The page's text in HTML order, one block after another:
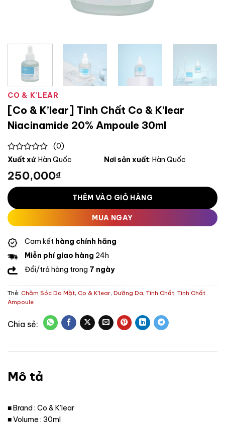
CO & K’LEAR
[Co & K’lear] Tinh Chất Co & K’lear
Niacinamide 20% Ampoule 30ml
0
of
5
(0)
Xuất xứ: Hàn Quốc Nơi sản xuất: Hàn Quốc
250,000₫
THÊM VÀO GIỎ HÀNG
MUA NGAY
Cam kết hàng chính hãng
Miễn phí giao hàng 24h
Đổi/trả hàng trong 7 ngày
Thẻ: Chăm Sóc Da Mặt, Co & K’lear, Dưỡng Da, Tinh Chất, Tinh Chất
Ampoule
Mô tả
■ Brand : Co & K’lear
■ Volume : 30ml